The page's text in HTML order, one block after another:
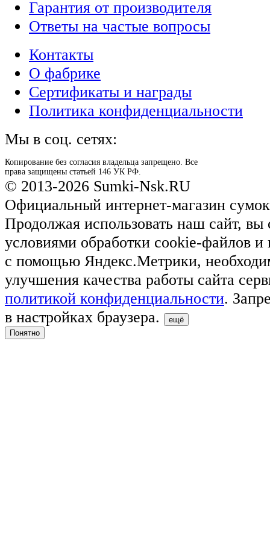
Гарантия от производителя
Ответы на частые вопросы
Контакты
О фабрике
Сертификаты и награды
Политика конфиденциальности
Мы в соц. сетях:
Копирование без согласия владельца запрещено. Все
права защищены статьей 146 УК РФ.
© 2013-2026 Sumki-Nsk.RU
Официальный интернет-магазин
Продолжая использовать наш сайт, вы
условиями обработки cookie-файлов и
с помощью Яндекс.Метрики,
улучшения качества работы сайта
политикой конфиденциальности.
в настройках браузера.
ещё
Понятно